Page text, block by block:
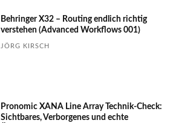
Behringer X32 – Routing endlich richtig
verstehen (Advanced Workflows 001)
JÖRG KIRSCH
Pronomic XANA Line Array Technik-Check:
Sichtbares, Verborgenes und echte